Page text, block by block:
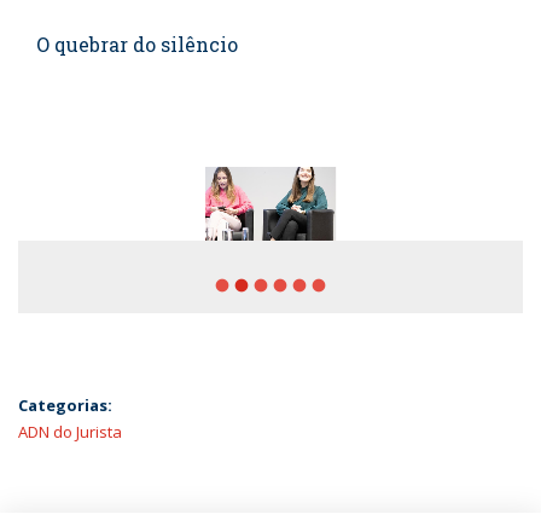
O quebrar do silêncio
fiber_manual_record fiber_manual_record fiber_manual_record fiber_manual_record fiber_manual_record fiber_manual_record
Categorias:
ADN do Jurista